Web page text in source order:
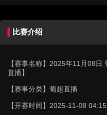
比赛介绍
【赛事名称】 2025年11月08日
直播】
【赛事分类】 葡超直播
【开赛时间】 2025-11-08